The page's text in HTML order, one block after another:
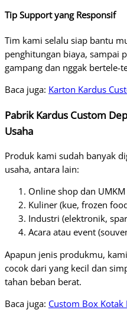
Tip Support yang Responsif
Tim kami selalu siap bantu
penghitungan biaya, sampai
gampang dan nggak bertele-
Baca juga: Karton Kardus C
Pabrik Kardus Custom
Usaha
Produk kami sudah banyak
usaha, antara lain:
Online shop dan
Kuliner (kue, frozen
Industri (elektronik,
Acara atau event
Apapun jenis produkmu,
cocok dari yang kecil dan
tahan beban berat.
Baca juga: Custom Box Kotak